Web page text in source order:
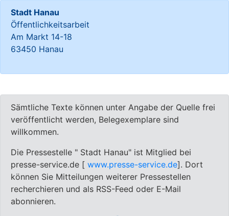
Stadt Hanau
Öffentlichkeitsarbeit
Am Markt 14-18
63450 Hanau
Sämtliche Texte können unter Angabe der Quelle frei
veröffentlicht werden, Belegexemplare sind
willkommen.
Die Pressestelle " Stadt Hanau" ist Mitglied bei
presse-service.de [ www.presse-service.de]. Dort
können Sie Mitteilungen weiterer Pressestellen
recherchieren und als RSS-Feed oder E-Mail
abonnieren.